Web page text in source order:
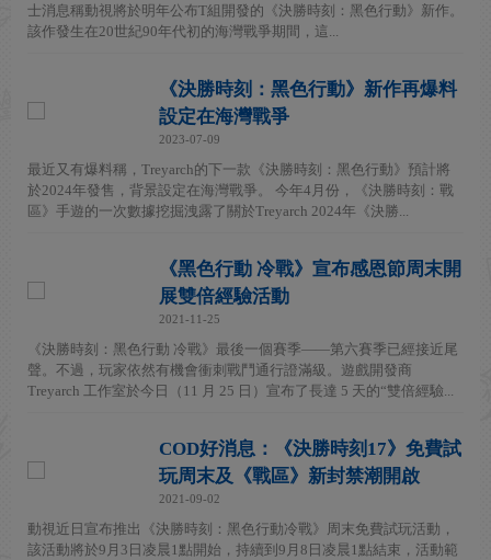
士消息稱動視將於明年公布T組開發的《決勝時刻：黑色行動》新作。
該作發生在20世紀90年代初的海灣戰爭期間，這...
《決勝時刻：黑色行動》新作再爆料
設定在海灣戰爭
2023-07-09
最近又有爆料稱，Treyarch的下一款《決勝時刻：黑色行動》預計將
於2024年發售，背景設定在海灣戰爭。 今年4月份，《決勝時刻：戰
區》手遊的一次數據挖掘洩露了關於Treyarch 2024年《決勝...
《黑色行動 冷戰》宣布感恩節周末開
展雙倍經驗活動
2021-11-25
《決勝時刻：黑色行動 冷戰》最後一個賽季——第六賽季已經接近尾
聲。不過，玩家依然有機會衝刺戰鬥通行證滿級。遊戲開發商
Treyarch 工作室於今日（11 月 25 日）宣布了長達 5 天的“雙倍經驗...
COD好消息：《決勝時刻17》免費試
玩周末及《戰區》新封禁潮開啟
2021-09-02
動視近日宣布推出《決勝時刻：黑色行動冷戰》周末免費試玩活動，
該活動將於9月3日凌晨1點開始，持續到9月8日凌晨1點結束，活動範